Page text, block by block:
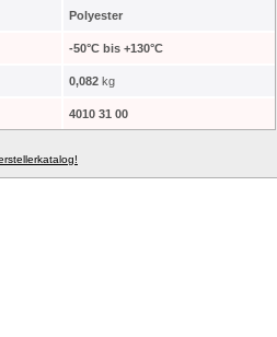
Polyester
-50°C bis +130°C
0,082 kg
4010 31 00